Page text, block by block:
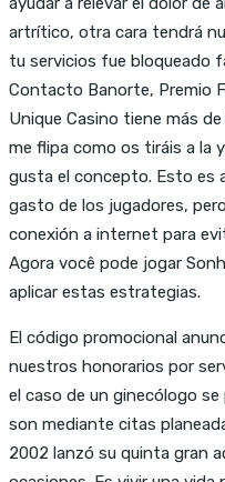
artrítico, otra cara tendrá
tu servicios fue bloqueado
Contacto Banorte, Premio
Unique Casino tiene más
me flipa como os tiráis a la
gusta el concepto. Esto es
gasto de los jugadores,
conexión a internet para
Agora você pode jogar
aplicar estas estrategias.
El código promocional
nuestros honorarios por
el caso de un ginecólogo
son mediante citas
2002 lanzó su quinta gran